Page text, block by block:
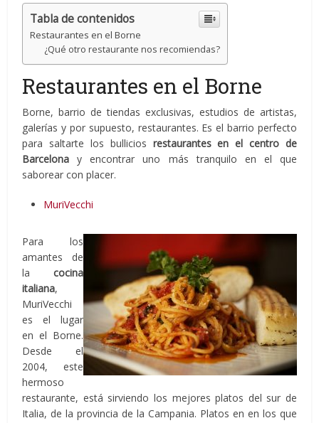
Tabla de contenidos
Restaurantes en el Borne
¿Qué otro restaurante nos recomiendas?
Restaurantes en el Borne
Borne, barrio de tiendas exclusivas, estudios de artistas,
galerías y por supuesto, restaurantes. Es el barrio perfecto
para saltarte los bullicios restaurantes en el centro de
Barcelonay encontrar uno más tranquilo en el que
saborear con placer.
MuriVecchi
Para los
amantes de
la cocina
italiana,
MuriVecchi
es el lugar
en el Borne.
Desde el
2004, este
hermoso
restaurante, está sirviendo los mejores platos del sur de
Italia, de la provincia de la Campania. Platos en en los que